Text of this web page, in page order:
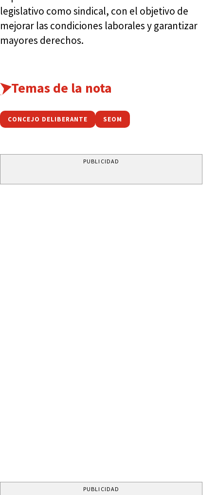
legislativo como sindical, con el objetivo de
mejorar las condiciones laborales y garantizar
mayores derechos.
Temas de la nota
CONCEJO DELIBERANTE SEOM
PUBLICIDAD
PUBLICIDAD